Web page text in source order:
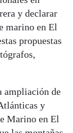
y declarar
marino en El
propuestas
ampliación de
y
Marino en El